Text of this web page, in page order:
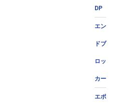
DP
エン
ドブ
ロッ
カー
エポ